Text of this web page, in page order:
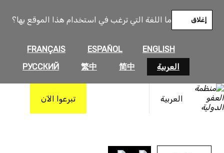
ما اللغة التي ترغب في استخدام هذا الموقع بها؟
ENGLISH
ESPAÑOL
FRANÇAIS
العربية
简中
繁中
РУССКИЙ
إغلاق
العربية تبرعوا الآن
المحتوى